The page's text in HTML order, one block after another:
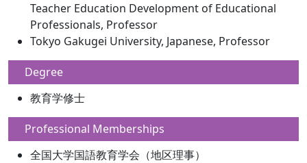
Teacher Education Development of Educational
Professionals, Professor
Tokyo Gakugei University, Japanese, Professor
Degree
教育学修士
Professional Memberships
全国大学国語教育学会（地区理事）